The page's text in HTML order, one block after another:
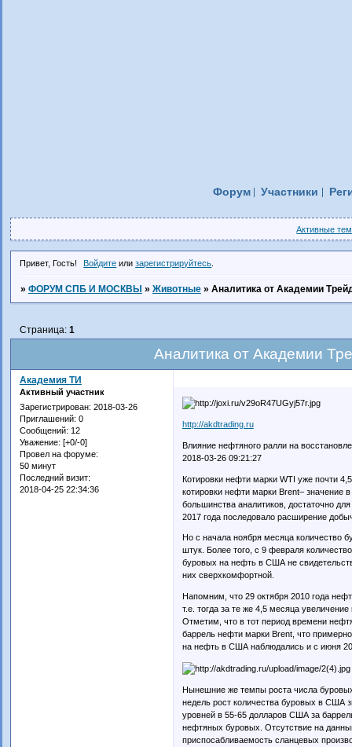
Форум Участники
Активные
Привет, Гость! Войдите илизарегистрируйтесь
» ФОРУМ СПБ И МОСКВЫ » Животные » Аналитика от Академии
Аналитика от Академии
Страница: 1
Академия ТИ
Активный участник
Зарегистрирован: 2018-03-26
Приглашений: 0
Сообщений: 12
Уважение: [+0/-0]
Провел на форуме:
50 минут
Последний визит:
2018-04-25 22:34:36
http://akdtrading.ru
Влияние нефтяного ралли на
2018-03-26 09:21:27
Котировки нефти марки WTI уже почти
котировки нефти марки Brent– значение
большинства аналитиков, достаточно
2017 года последовало расширение
Но с начала ноября месяца количество
штук. Более того, с 9 февраля
буровых на нефть в США не
них сверхкомфортной.
Напомним, что 29 октября 2010 года
т.е. тогда за те же 4,5 месяца
Отметим, что в тот период времени
баррель нефти марки Brent, что
на нефть в США наблюдались и с июня
Нынешние же темпы роста числа
недель рост количества буровых в США
уровней в 55-65 долларов США за
нефтяных буровых. Отсутствие на
приспосабливаемость сланцевых